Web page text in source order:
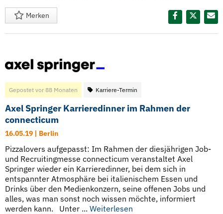
Merken
Gepostet vor 88 Monaten Karriere-Termin
Axel Springer Karrieredinner im Rahmen der
connecticum
16.05.19 | Berlin
Pizzalovers aufgepasst: Im Rahmen der diesjährigen Job-
und Recruitingmesse connecticum veranstaltet Axel
Springer wieder ein Karrieredinner, bei dem sich in
entspannter Atmosphäre bei italienischem Essen und
Drinks über den Medienkonzern, seine offenen Jobs und
alles, was man sonst noch wissen möchte, informiert
werden kann. Unter ... Weiterlesen